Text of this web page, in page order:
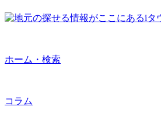
ホーム・検索
コラム